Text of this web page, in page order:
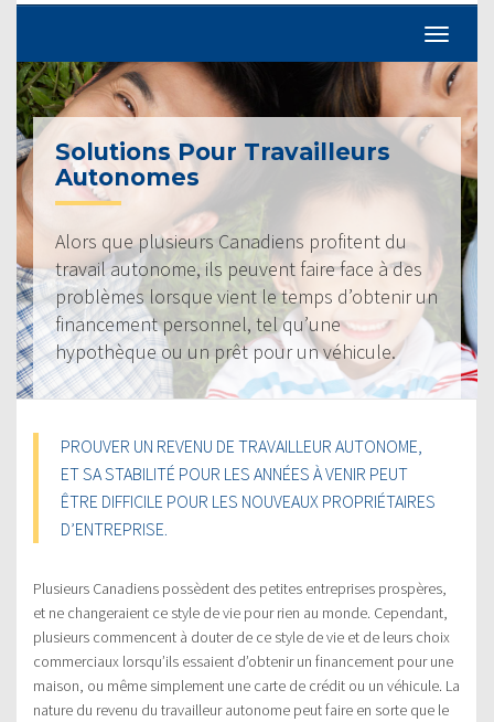
Solutions Pour Travailleurs
Autonomes
Alors que plusieurs Canadiens profitent du
travail autonome, ils peuvent faire face à des
problèmes lorsque vient le temps d’obtenir un
financement personnel, tel qu’une
hypothèque ou un prêt pour un véhicule.
PROUVER UN REVENU DE TRAVAILLEUR AUTONOME,
ET SA STABILITÉ POUR LES ANNÉES À VENIR PEUT
ÊTRE DIFFICILE POUR LES NOUVEAUX PROPRIÉTAIRES
D’ENTREPRISE.
Plusieurs Canadiens possèdent des petites entreprises prospères,
et ne changeraient ce style de vie pour rien au monde. Cependant,
plusieurs commencent à douter de ce style de vie et de leurs choix
commerciaux lorsqu’ils essaient d’obtenir un financement pour une
maison, ou même simplement une carte de crédit ou un véhicule. La
nature du revenu du travailleur autonome peut faire en sorte que le